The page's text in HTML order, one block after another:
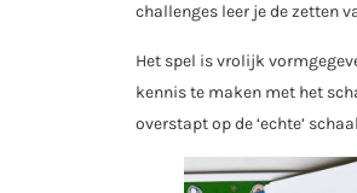
challenges leer je de zetten
Het spel is vrolijk
kennis te maken met het
overstapt op de ‘echte’